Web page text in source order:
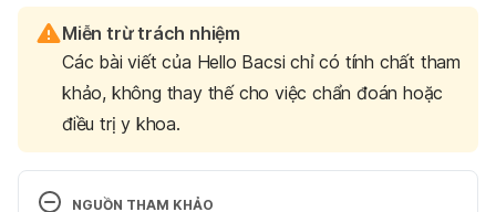
Miễn trừ trách nhiệm
Các bài viết của Hello Bacsi chỉ có tính chất tham
khảo, không thay thế cho việc chẩn đoán hoặc
điều trị y khoa.
NGUỒN THAM KHẢO